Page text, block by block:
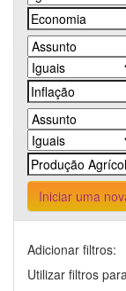
Iniciar uma
Adicionar filtros:
Utilizar filtros